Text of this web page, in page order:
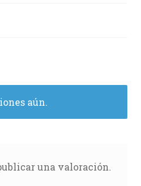
aún.
una valoración.